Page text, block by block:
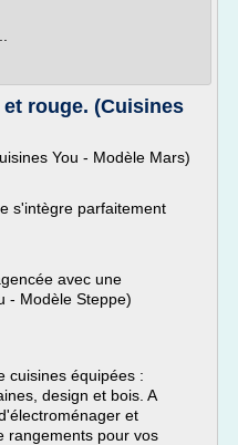
rouge. (Cuisines
You - Modèle Mars)
s'intègre parfaitement
avec une
- Modèle Steppe)
cuisines équipées :
design et bois. A
et
rangements pour vos